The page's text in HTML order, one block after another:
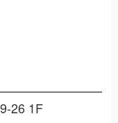
26 1F